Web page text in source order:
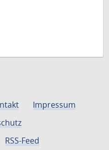
Impressum
RSS-Feed